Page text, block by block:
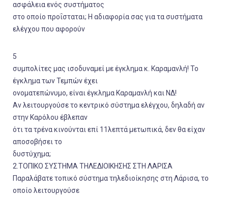
ασφάλεια ενός συστήματος
στο οποίο προΐσταται; Η αδιαφορία σας για τα συστήματα
ελέγχου που αφορούν
5
συμπολίτες μας ισοδυναμεί με έγκλημα κ. Καραμανλή! Το
έγκλημα των Τεμπών έχει
ονοματεπώνυμο, είναι έγκλημα Καραμανλή και ΝΔ!
Αν λειτουργούσε το κεντρικό σύστημα ελέγχου, δηλαδή αν
στην Καρόλου έβλεπαν
ότι τα τρένα κινούνται επί 11λεπτά μετωπικά, δεν θα είχαν
αποσοβήσει το
δυστύχημα;
2.ΤΟΠΙΚΟ ΣΥΣΤΗΜΑ ΤΗΛΕΔΙΟΙΚΗΣΗΣ ΣΤΗ ΛΑΡΙΣΑ
Παραλάβατε τοπικό σύστημα τηλεδιοίκησης στη Λάρισα, το
οποίο λειτουργούσε